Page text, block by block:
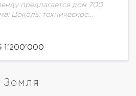
предлагается дом 700
Цоколь: техническое
м/м. 1 этаж: холл, кухня-
1'200'000
Земля